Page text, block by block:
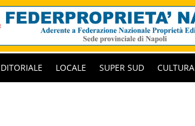
LOCALE SUPER SUD CULTURA